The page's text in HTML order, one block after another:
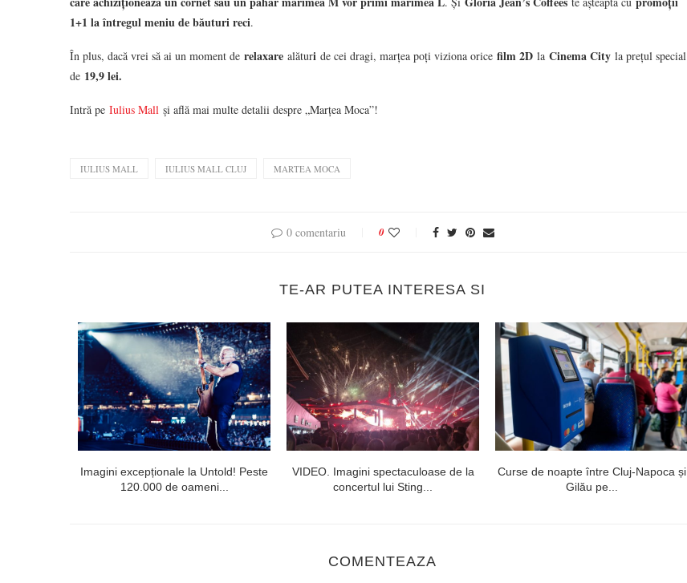
1+1 la întregul meniu de băuturi reci.
În plus, dacă vrei să ai un moment de relaxare alături de cei dragi, marțea poți viziona orice film 2D la Cinema City la prețul special
de 19,9 lei.
Intră pe Iulius Mall și află mai multe detalii despre „Marțea Moca”!
IULIUS MALL IULIUS MALL CLUJ MARTEA MOCA
0 comentariu 0
TE-AR PUTEA INTERESA SI
Imagini excepționale la Untold! Peste
120.000 de oameni...
VIDEO. Imagini spectaculoase de la
concertul lui Sting...
Curse de noapte între Cluj-Napoca și
Gilău pe...
COMENTEAZA